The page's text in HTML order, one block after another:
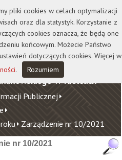
Wydawnictwo
w Kielcach
Publicznej
Zarządzenie nr 10/2021
nr 10/2021
pliki cookies w celach optymalizacji
oraz dla statystyk. Korzystanie z
cookies oznacza, że będą one
końcowym. Możecie Państwo
dotyczących cookies. Więcej w
. Rozumiem